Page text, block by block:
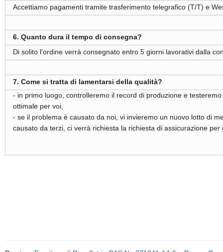
Accettiamo pagamenti tramite trasferimento telegrafico (T/T) e
6. Quanto dura il tempo di consegna?
Di solito l'ordine verrà consegnato entro 5 giorni lavorativi dalla
7. Come si tratta di lamentarsi della qualità?
- in primo luogo, controlleremo il record di produzione e
ottimale per voi,
- se il problema è causato da noi, vi invieremo un nuovo lotto di
causato da terzi, ci verrà richiesta la richiesta di assicurazione